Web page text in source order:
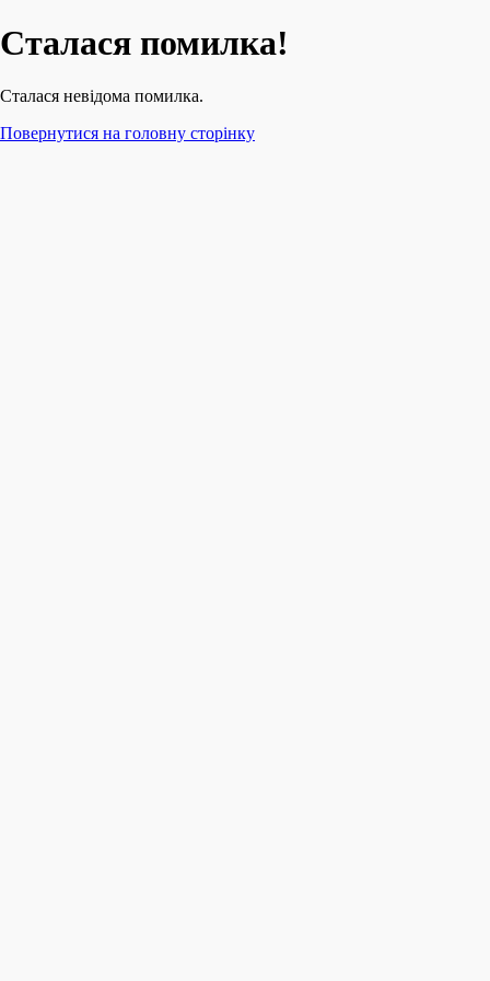
Сталася помилка!
Сталася невідома помилка.
Повернутися на головну сторінку